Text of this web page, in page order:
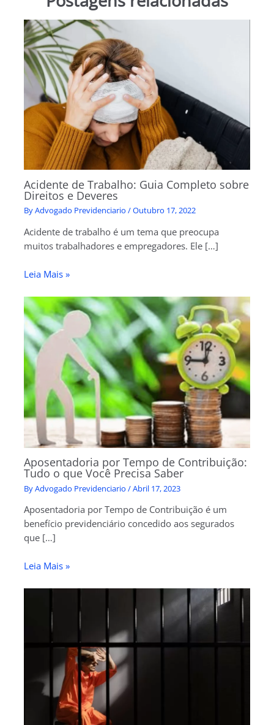
Acidente de Trabalho: Guia Completo sobre
Direitos e Deveres
ByAdvogado Previdenciario/Outubro 17, 2022
Acidente de trabalho é um tema que preocupa
muitos trabalhadores e empregadores. Ele […]
Leia Mais »
Aposentadoria por Tempo de Contribuição:
Tudo o que Você Precisa Saber
ByAdvogado Previdenciario/Abril 17, 2023
Aposentadoria por Tempo de Contribuição é um
benefício previdenciário concedido aos segurados
que […]
Leia Mais »